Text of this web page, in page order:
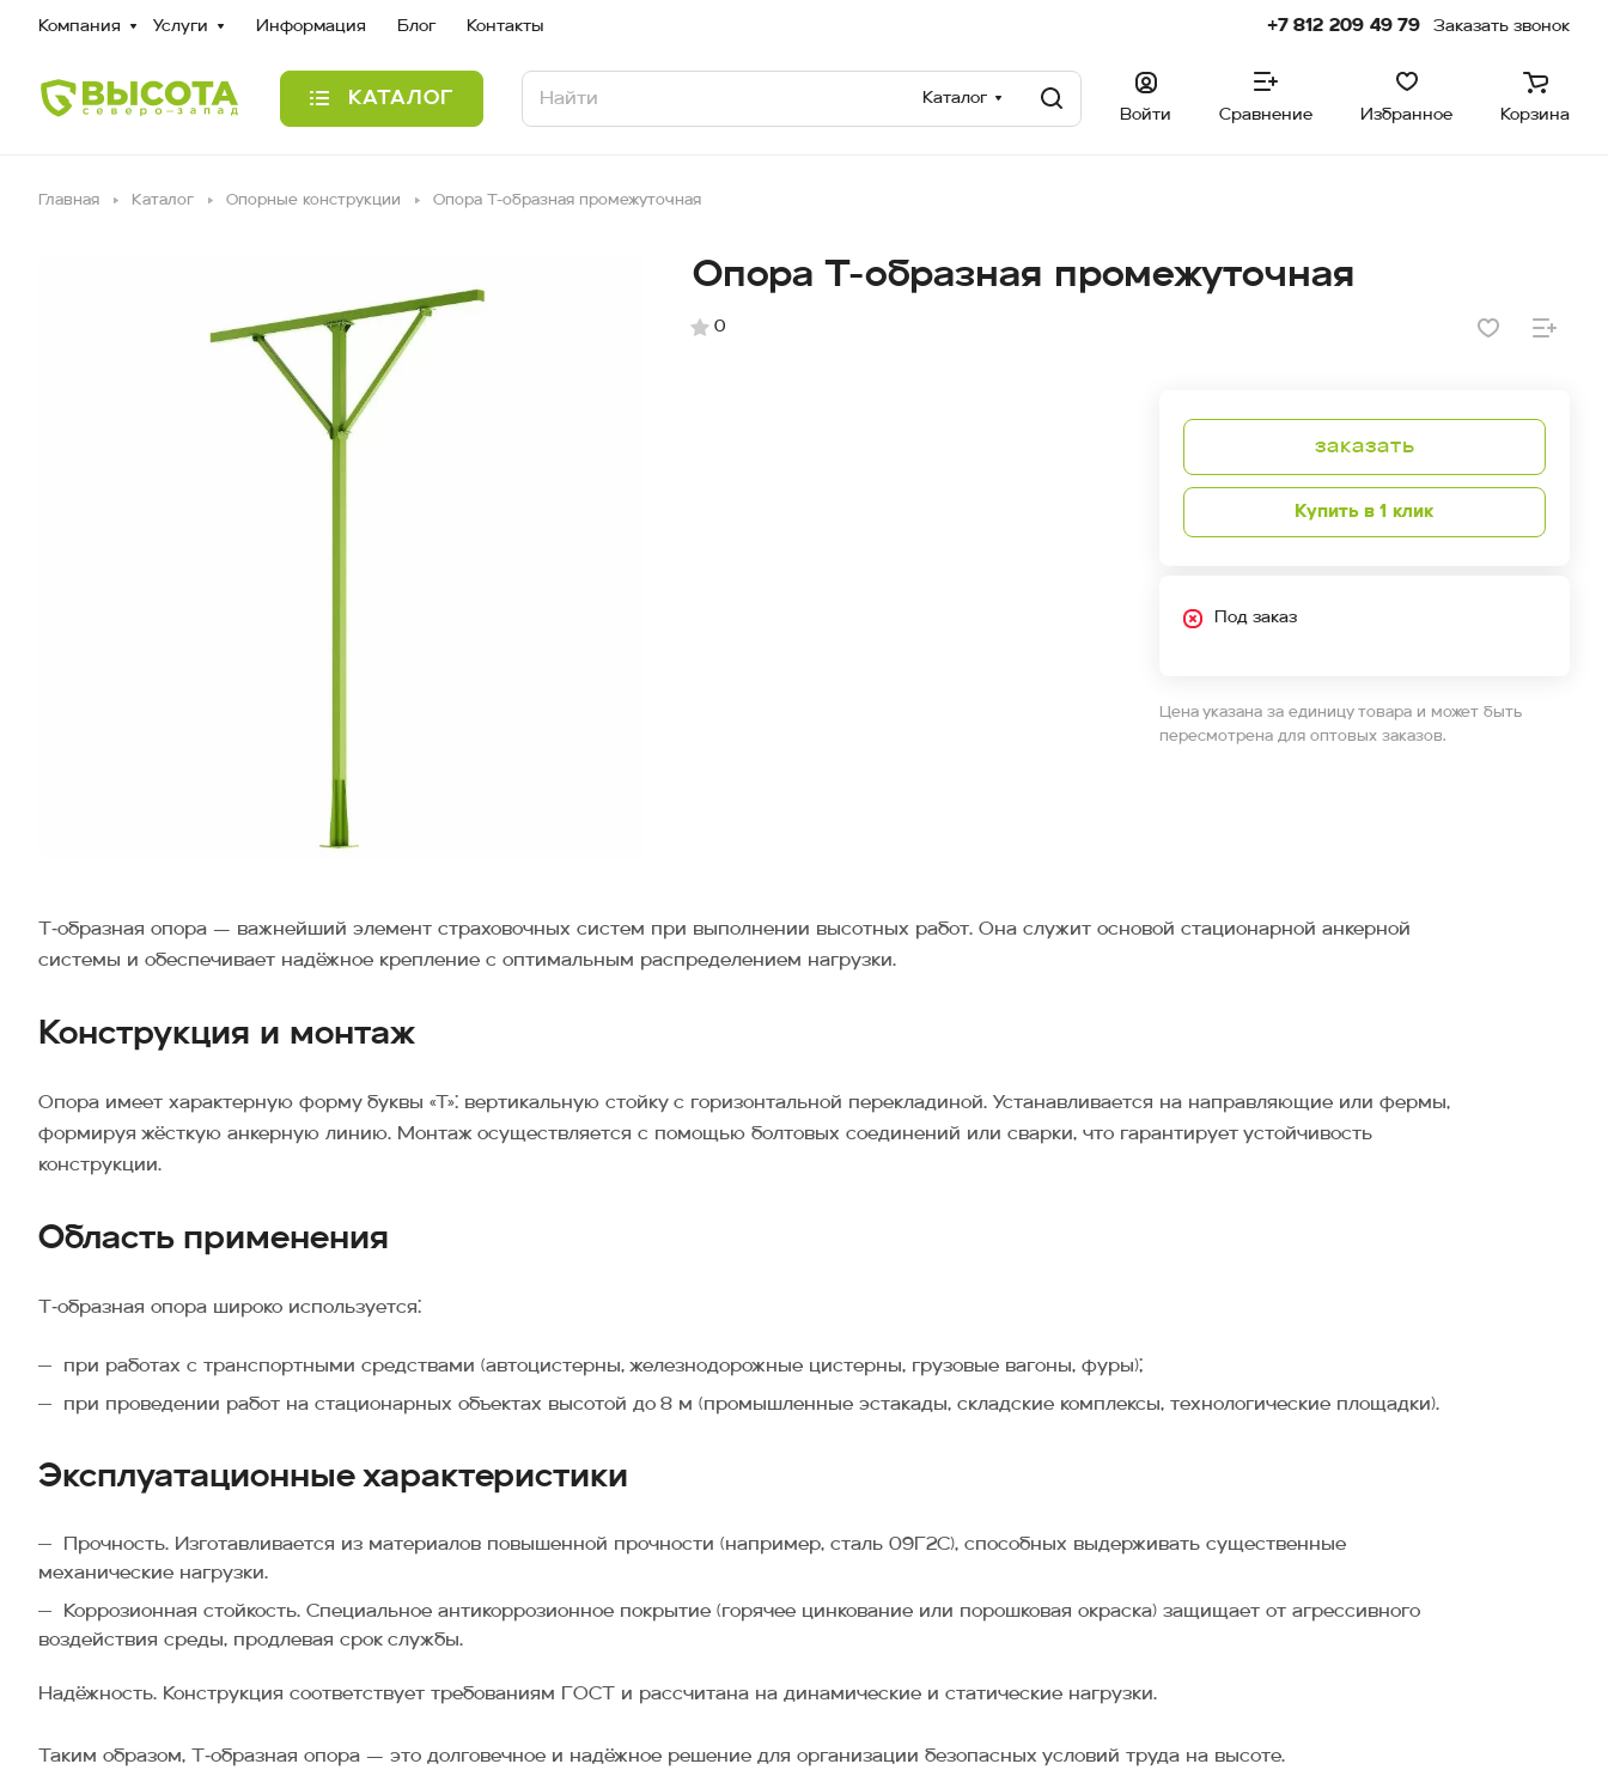
Компания Услуги Информация Блог Контакты +7 812 209 49 79 Заказать звонок
КАТАЛОГ
Каталог
Войти
Сравнение Избранное Корзина
Главная Каталог Опорные конструкции Опора Т-образная промежуточная
Опора Т-образная промежуточная
0
заказать
Купить в 1 клик
Под заказ
Цена указана за единицу товара и может быть
пересмотрена для оптовых заказов.
Т‑образная опора — важнейший элемент страховочных систем при выполнении высотных работ. Она служит основой стационарной анкерной
системы и обеспечивает надёжное крепление с оптимальным распределением нагрузки.
Конструкция и монтаж
Опора имеет характерную форму буквы «Т»: вертикальную стойку с горизонтальной перекладиной. Устанавливается на направляющие или фермы,
формируя жёсткую анкерную линию. Монтаж осуществляется с помощью болтовых соединений или сварки, что гарантирует устойчивость
конструкции.
Область применения
Т‑образная опора широко используется:
при работах с транспортными средствами (автоцистерны, железнодорожные цистерны, грузовые вагоны, фуры);
при проведении работ на стационарных объектах высотой до 8 м (промышленные эстакады, складские комплексы, технологические площадки).
Эксплуатационные характеристики
Прочность. Изготавливается из материалов повышенной прочности (например, сталь 09Г2С), способных выдерживать существенные
механические нагрузки.
Коррозионная стойкость. Специальное антикоррозионное покрытие (горячее цинкование или порошковая окраска) защищает от агрессивного
воздействия среды, продлевая срок службы.
Надёжность. Конструкция соответствует требованиям ГОСТ и рассчитана на динамические и статические нагрузки.
Таким образом, Т‑образная опора — это долговечное и надёжное решение для организации безопасных условий труда на высоте.